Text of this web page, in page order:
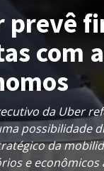
prevê
com
da Uber
possibilidade
da
e